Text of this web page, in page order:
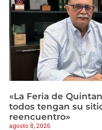
«La Feria de
todos tengan su
reencuentro»
agosto 8, 2026